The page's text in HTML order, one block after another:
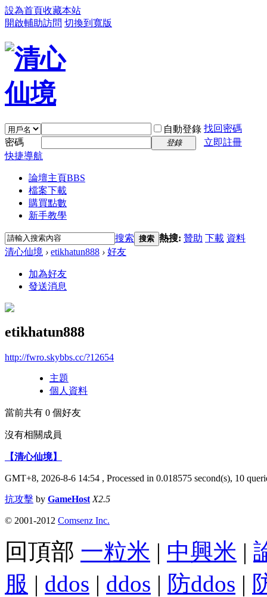
設為首頁收藏本站
開啟輔助訪問 切換到寬版
自動登錄 找回密碼
密碼
登錄
立即註冊
快捷導航
論壇主頁BBS
檔案下載
購買點數
新手教學
搜索 搜索 熱搜: 贊助 下載 資料
清心仙境 › etikhatun888 › 好友
加為好友
發送消息
etikhatun888
http://fwro.skybbs.cc/?12654
主題
個人資料
當前共有 0 個好友
沒有相關成員
【清心仙境】
GMT+8, 2026-8-6 14:54 , Processed in 0.018575 second(s), 10
抗攻擊 by GameHost X2.5
© 2001-2012 Comsenz Inc.
回頂部 一粒米 | 中興米 |
服 | ddos | ddos | 防ddos |